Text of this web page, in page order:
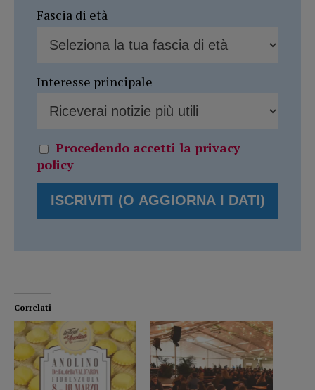
Fascia di età
Interesse principale
Procedendo accetti la privacy
policy
Correlati